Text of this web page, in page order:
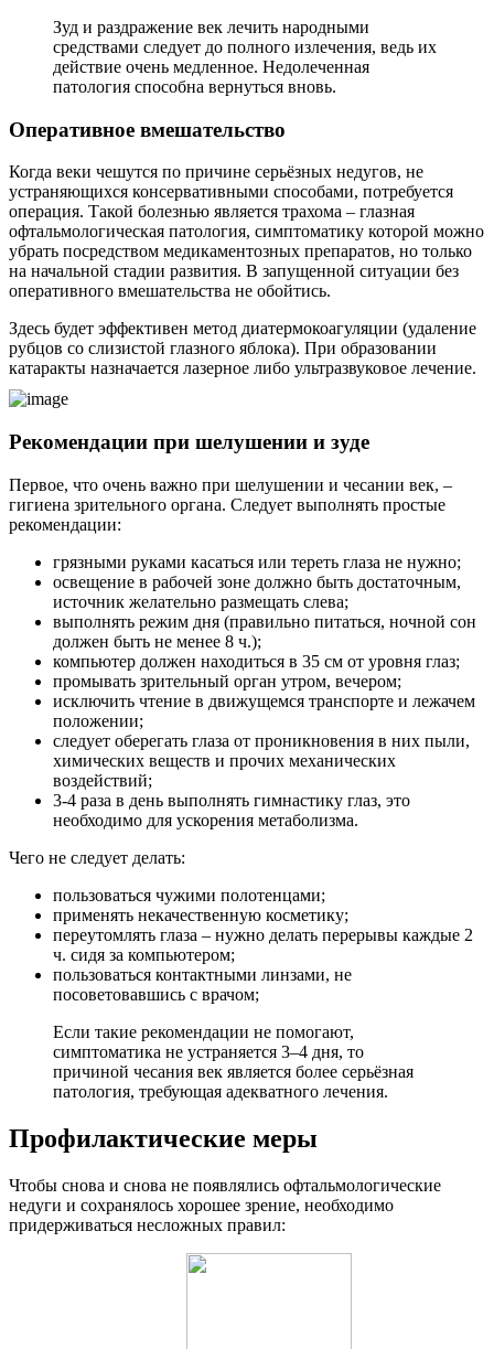
Зуд и раздражение век лечить народными
средствами следует до полного излечения, ведь их
действие очень медленное. Недолеченная
патология способна вернуться вновь.
Оперативное вмешательство
Когда веки чешутся по причине серьёзных недугов, не
устраняющихся консервативными способами, потребуется
операция. Такой болезнью является трахома – глазная
офтальмологическая патология, симптоматику которой можно
убрать посредством медикаментозных препаратов, но только
на начальной стадии развития. В запущенной ситуации без
оперативного вмешательства не обойтись.
Здесь будет эффективен метод диатермокоагуляции (удаление
рубцов со слизистой глазного яблока). При образовании
катаракты назначается лазерное либо ультразвуковое лечение.
Рекомендации при шелушении и зуде
Первое, что очень важно при шелушении и чесании век, –
гигиена зрительного органа. Следует выполнять простые
рекомендации:
грязными руками касаться или тереть глаза не нужно;
освещение в рабочей зоне должно быть достаточным,
источник желательно размещать слева;
выполнять режим дня (правильно питаться, ночной сон
должен быть не менее 8 ч.);
компьютер должен находиться в 35 см от уровня глаз;
промывать зрительный орган утром, вечером;
исключить чтение в движущемся транспорте и лежачем
положении;
следует оберегать глаза от проникновения в них пыли,
химических веществ и прочих механических
воздействий;
3-4 раза в день выполнять гимнастику глаз, это
необходимо для ускорения метаболизма.
Чего не следует делать:
пользоваться чужими полотенцами;
применять некачественную косметику;
переутомлять глаза – нужно делать перерывы каждые 2
ч. сидя за компьютером;
пользоваться контактными линзами, не
посоветовавшись с врачом;
Если такие рекомендации не помогают,
симптоматика не устраняется 3–4 дня, то
причиной чесания век является более серьёзная
патология, требующая адекватного лечения.
Профилактические меры
Чтобы снова и снова не появлялись офтальмологические
недуги и сохранялось хорошее зрение, необходимо
придерживаться несложных правил: